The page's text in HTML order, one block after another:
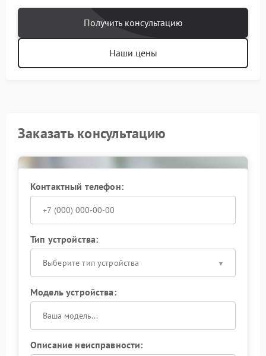
Получить консультацию
Наши цены
Заказать консультацию
Контактный телефон:
Тип устройства:
Выберите тип устройства
Модель устройства:
Описание неисправности: